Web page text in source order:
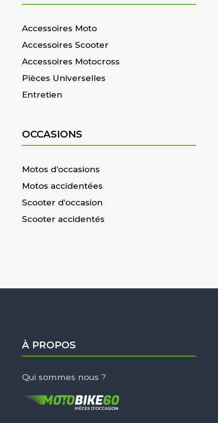
Accessoires Moto
Accessoires Scooter
Accessoires Motocross
Pièces Universelles
Entretien
OCCASIONS
Motos d’occasions
Motos accidentées
Scooter d’occasion
Scooter accidentés
À PROPOS
Qui sommes nous ?